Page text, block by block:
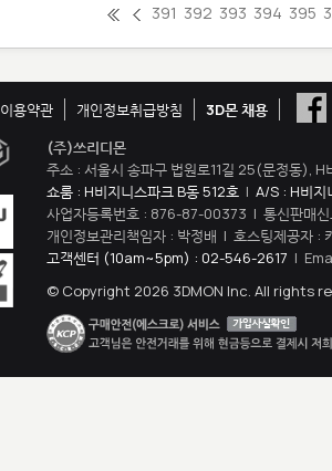
391 392 393 394 395
이용약관 개인정보취급방침
3D몬 채용
(주)쓰리디몬
주소 : 서울시 송파구 법원로11길 25(문정동),
쇼룸 : H비지니스파크 B동 512호 | A/S : H비지
사업자등록번호 : 876-87-00373 | 통신판매
개인정보관리책임자 : 박정배 | 호스팅제공자 :
고객센터 (10am~5pm) : 02-546-2617 |
© Copyright 2026 3DMON Inc. All rights